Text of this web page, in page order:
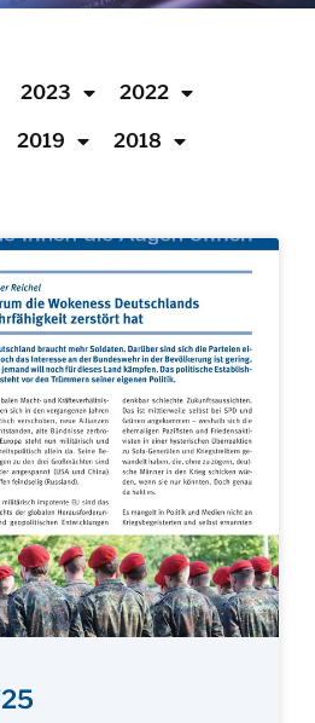
2023 2022
2019 2018